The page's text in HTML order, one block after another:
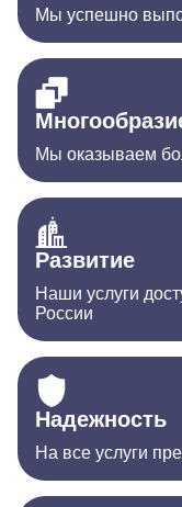
Мы успешно
Мы оказываем
Развитие
Наши услуги
России
Надежность
На все услуги